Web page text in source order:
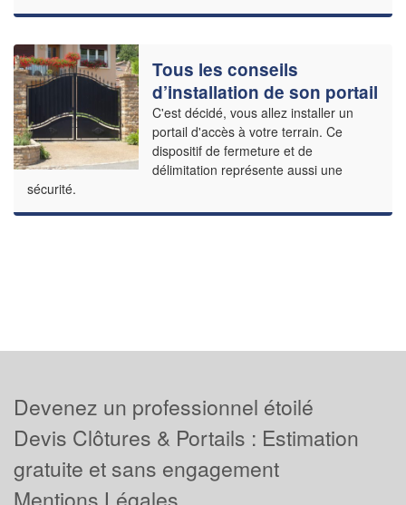
Tous les conseils
d’installation de son portail
C'est décidé, vous allez installer un
portail d'accès à votre terrain. Ce
dispositif de fermeture et de
délimitation représente aussi une
sécurité.
Devenez un professionnel étoilé
Devis Clôtures & Portails : Estimation
gratuite et sans engagement
Mentions Légales